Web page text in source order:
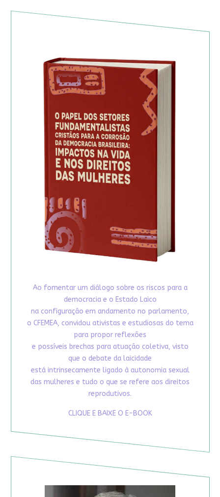
Ao fomentar um diálogo sobre os riscos para a
democracia e o Estado Laico
na configuração em andamento no parlamento,
o CFEMEA, convidou ativistas e estudiosas do tema
para propor reflexões
e possíveis brechas para atuação coletiva, visto
que o debate da laicidade
está intrinsecamente ligado à autonomia sexual
das mulheres e tudo o que se refere aos direitos
reprodutivos.
CLIQUE E BAIXE O E-BOOK